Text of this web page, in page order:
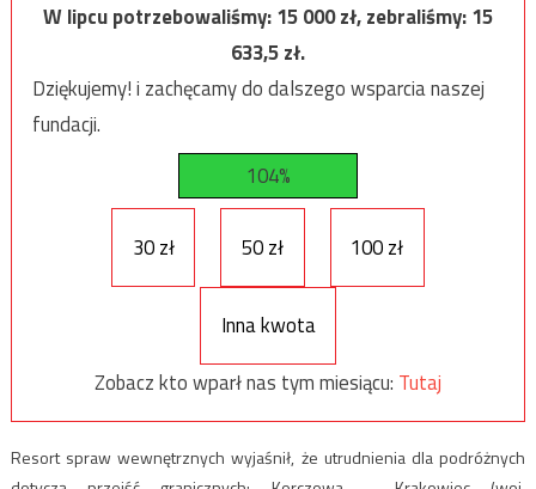
W lipcu potrzebowaliśmy:15 000zł, zebraliśmy:15
633,5zł.
Dziękujemy! i zachęcamy do dalszego wsparcia naszej
fundacji.
104%
30 zł 50 zł 100 zł
Inna kwota
Zobacz kto wparł nas tym miesiącu: Tutaj
Resort spraw wewnętrznych wyjaśnił, że utrudnienia dla podróżnych